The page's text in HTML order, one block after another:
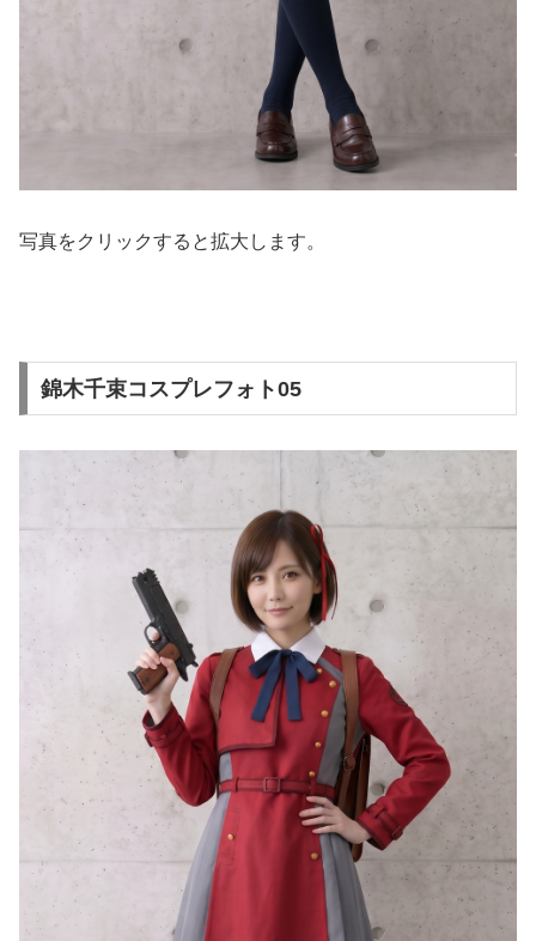
写真をクリックすると拡大します。
錦木千束コスプレフォト05